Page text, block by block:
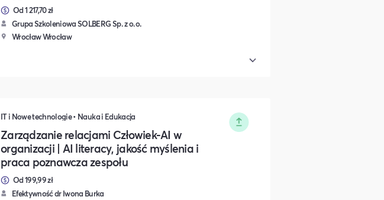
Od 1 217,70 zł
Grupa Szkoleniowa SOLBERG Sp. z o.o.
Wrocław Wrocław
IT i Nowe technologie • Nauka i Edukacja
Zarządzanie relacjami Człowiek-AI w
organizacji | AI literacy, jakość myślenia i
praca poznawcza zespołu
Od 199,99 zł
Efektywność dr Iwona Burka